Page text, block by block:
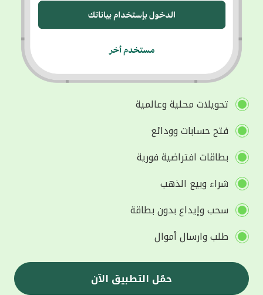
تحويلات محلية وعالمية
فتح حسابات وودائع
بطاقات افتراضية فورية
شراء وبيع الذهب
سحب وإيداع بدون بطاقة
طلب وارسال أموال
حمّل التطبيق الآن